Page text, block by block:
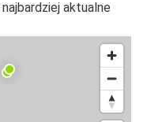
aktualne